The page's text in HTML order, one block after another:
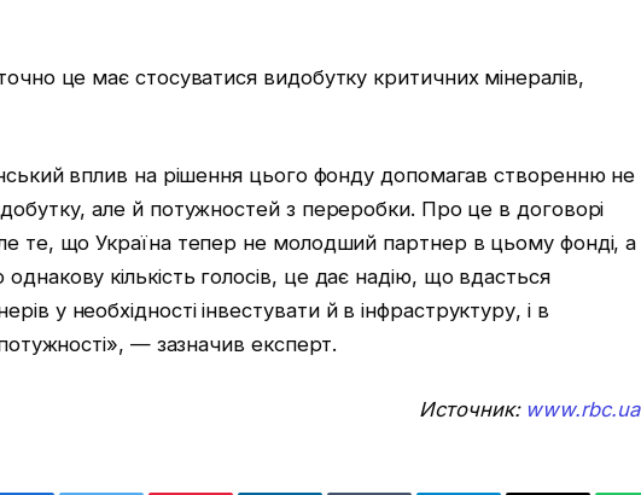
це має стосуватися видобутку критичних мінералів,
вплив на рішення цього фонду допомагав створенню не
але й потужностей з переробки. Про це в договорі
те, що Україна тепер не молодший партнер в цьому фонді, а
кількість голосів, це дає надію, що вдасться
у необхідності інвестувати й в інфраструктуру, і в
— зазначив експерт.
Источник: www.rbc.ua